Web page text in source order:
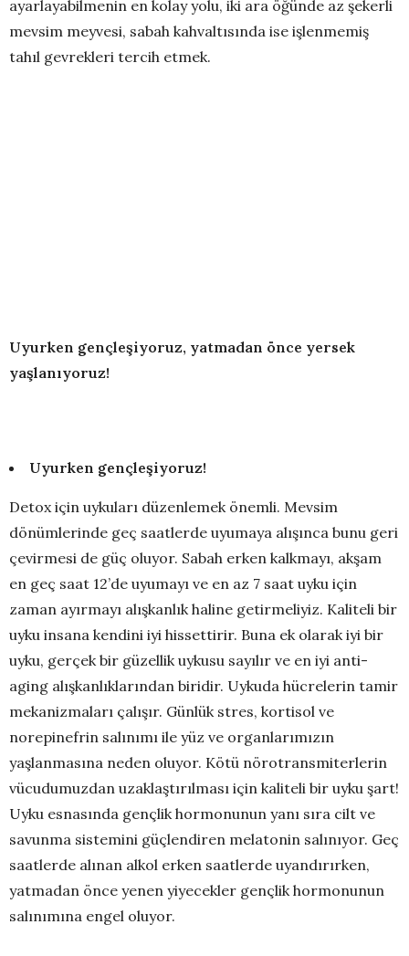
ayarlayabilmenin en kolay yolu, iki ara öğünde az şekerli
mevsim meyvesi, sabah kahvaltısında ise işlenmemiş
tahıl gevrekleri tercih etmek.
Uyurken gençleşiyoruz, yatmadan önce yersek
yaşlanıyoruz!
Uyurken gençleşiyoruz!
Detox için uykuları düzenlemek önemli. Mevsim
dönümlerinde geç saatlerde uyumaya alışınca bunu geri
çevirmesi de güç oluyor. Sabah erken kalkmayı, akşam
en geç saat 12’de uyumayı ve en az 7 saat uyku için
zaman ayırmayı alışkanlık haline getirmeliyiz. Kaliteli bir
uyku insana kendini iyi hissettirir. Buna ek olarak iyi bir
uyku, gerçek bir güzellik uykusu sayılır ve en iyi anti-
aging alışkanlıklarından biridir. Uykuda hücrelerin tamir
mekanizmaları çalışır. Günlük stres, kortisol ve
norepinefrin salınımı ile yüz ve organlarımızın
yaşlanmasına neden oluyor. Kötü nörotransmiterlerin
vücudumuzdan uzaklaştırılması için kaliteli bir uyku şart!
Uyku esnasında gençlik hormonunun yanı sıra cilt ve
savunma sistemini güçlendiren melatonin salınıyor. Geç
saatlerde alınan alkol erken saatlerde uyandırırken,
yatmadan önce yenen yiyecekler gençlik hormonunun
salınımına engel oluyor.